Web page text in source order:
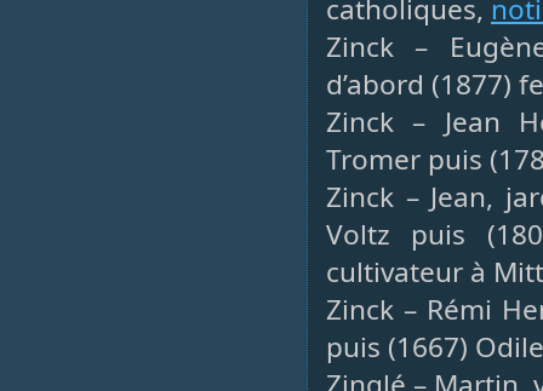
catholiques,
Zinck –
d’abord (1877)
Zinck – Jean
Tromer puis
Zinck – Jean,
Voltz puis
cultivateur à
Zinck – Rémi
puis (1667)